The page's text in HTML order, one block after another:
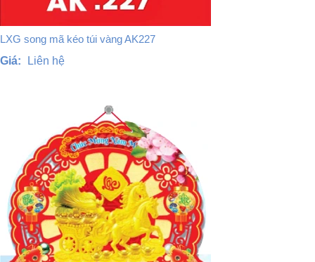
LXG song mã kéo túi vàng AK227
Giá:
Liên hệ